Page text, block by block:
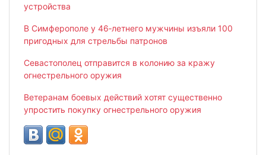
устройства
В Симферополе у 46‑летнего мужчины изъяли 100
пригодных для стрельбы патронов
Севастополец отправится в колонию за кражу
огнестрельного оружия
Ветеранам боевых действий хотят существенно
упростить покупку огнестрельного оружия